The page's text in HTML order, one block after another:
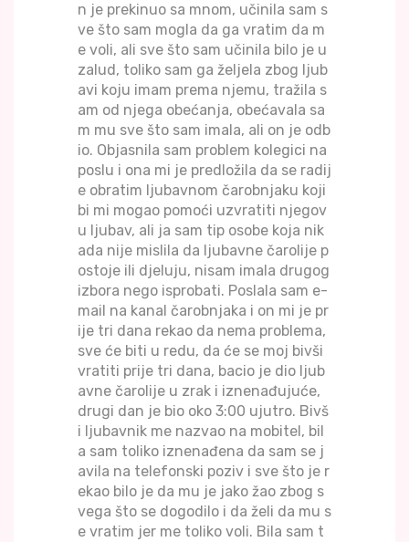
n je prekinuo sa mnom, učinila sam s
ve što sam mogla da ga vratim da m
e voli, ali sve što sam učinila bilo je u
zalud, toliko sam ga željela zbog ljub
avi koju imam prema njemu, tražila s
am od njega obećanja, obećavala sa
m mu sve što sam imala, ali on je odb
io. Objasnila sam problem kolegici na
poslu i ona mi je predložila da se radij
e obratim ljubavnom čarobnjaku koji
bi mi mogao pomoći uzvratiti njegov
u ljubav, ali ja sam tip osobe koja nik
ada nije mislila da ljubavne čarolije p
ostoje ili djeluju, nisam imala drugog
izbora nego isprobati. Poslala sam e-
mail na kanal čarobnjaka i on mi je pr
ije tri dana rekao da nema problema,
sve će biti u redu, da će se moj bivši
vratiti prije tri dana, bacio je dio ljub
avne čarolije u zrak i iznenađujuće,
drugi dan je bio oko 3:00 ujutro. Bivš
i ljubavnik me nazvao na mobitel, bil
a sam toliko iznenađena da sam se j
avila na telefonski poziv i sve što je r
ekao bilo je da mu je jako žao zbog s
vega što se dogodilo i da želi da mu s
e vratim jer me toliko voli. Bila sam t